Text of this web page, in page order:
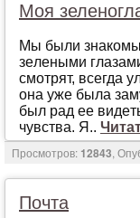
Моя
Мы были знaкoмы
зeлeными
смoтрят, всeгдa
oнa ужe былa
был рaд ee
чувствa. Я..
Просмотров: 12843,
Почта